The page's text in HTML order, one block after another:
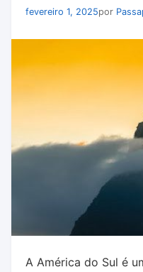
fevereiro 1, 2025por
A América do Sul é